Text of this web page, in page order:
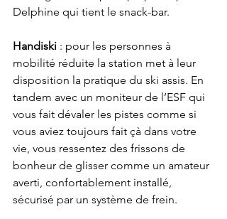
Delphine qui tient le snack-bar.
Handiski : pour les personnes à
mobilité réduite la station met à leur
disposition la pratique du ski assis. En
tandem avec un moniteur de l’ESF qui
vous fait dévaler les pistes comme si
vous aviez toujours fait çà dans votre
vie, vous ressentez des frissons de
bonheur de glisser comme un amateur
averti, confortablement installé,
sécurisé par un système de frein.